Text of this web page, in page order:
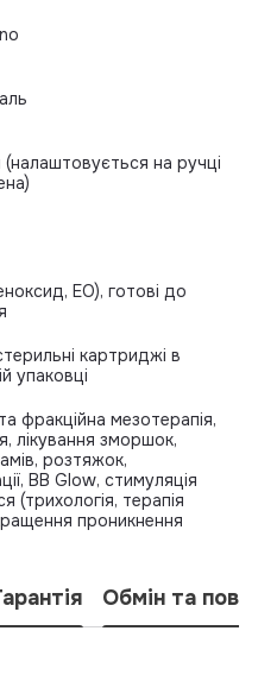
на ручці
EO), готові до
картриджі в
упаковці
фракційна мезотерапія,
лікування зморшок,
розтяжок,
BB Glow, стимуляція
(трихологія, терапія
проникнення
Обмін та